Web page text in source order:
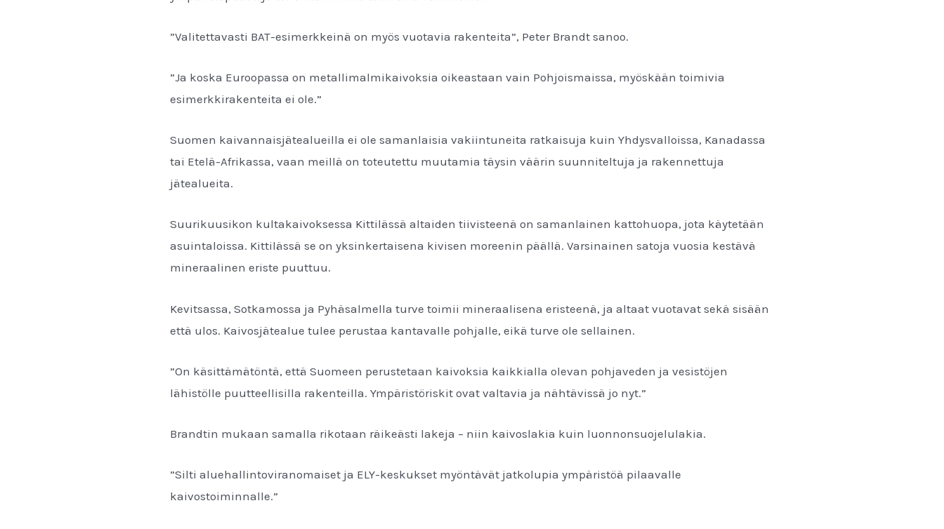
”Valitettavasti BAT-esimerkkeinä on myös vuotavia rakenteita”, Peter Brandt sanoo.
”Ja koska Euroopassa on metallimalmikaivoksia oikeastaan vain Pohjoismaissa, myöskään toimivia
esimerkkirakenteita ei ole.”
Suomen kaivannaisjätealueilla ei ole samanlaisia vakiintuneita ratkaisuja kuin Yhdysvalloissa, Kanadassa
tai Etelä-Afrikassa, vaan meillä on toteutettu muutamia täysin väärin suunniteltuja ja rakennettuja
jätealueita.
Suurikuusikon kultakaivoksessa Kittilässä altaiden tiivisteenä on samanlainen kattohuopa, jota käytetään
asuintaloissa. Kittilässä se on yksinkertaisena kivisen moreenin päällä. Varsinainen satoja vuosia kestävä
mineraalinen eriste puuttuu.
Kevitsassa, Sotkamossa ja Pyhäsalmella turve toimii mineraalisena eristeenä, ja altaat vuotavat sekä sisään
että ulos. Kaivosjätealue tulee perustaa kantavalle pohjalle, eikä turve ole sellainen.
”On käsittämätöntä, että Suomeen perustetaan kaivoksia kaikkialla olevan pohjaveden ja vesistöjen
lähistölle puutteellisilla rakenteilla. Ympäristöriskit ovat valtavia ja nähtävissä jo nyt.”
Brandtin mukaan samalla rikotaan räikeästi lakeja – niin kaivoslakia kuin luonnonsuojelulakia.
”Silti aluehallintoviranomaiset ja ELY-keskukset myöntävät jatkolupia ympäristöä pilaavalle
kaivostoiminnalle.”